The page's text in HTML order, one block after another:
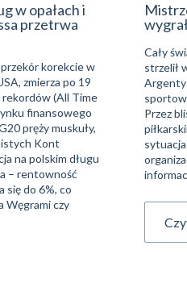
w opałach i
przetrwa
przekór korekcie w
zmierza po 19
(All Time
finansowego
pręży muskuły,
Kont
na polskim długu
– rentowność
się do 6%, co
Węgrami czy
Cały
strzelił
Przez